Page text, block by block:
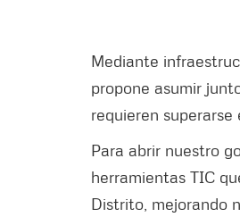
Mediante
propone asumir
requieren superarse
Para abrir nuestro
herramientas TIC
Distrito, mejorando